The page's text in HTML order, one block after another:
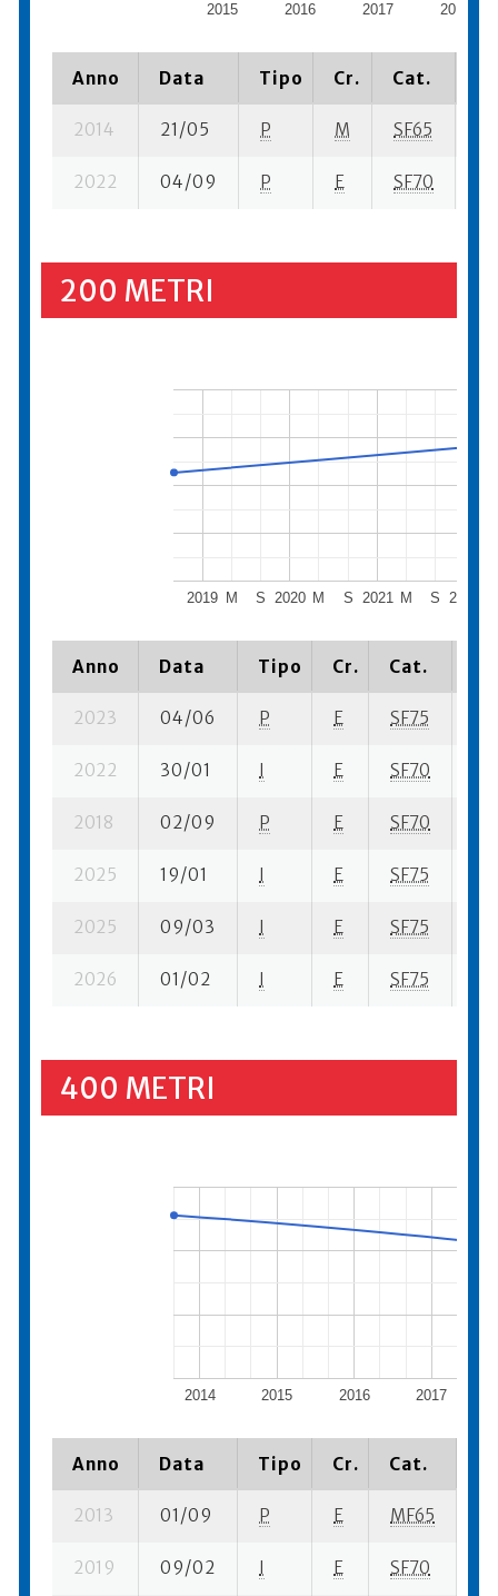
2015 2016 2017 2018
Anno Data Tipo Cr. Cat.
2014 21/05 P M SF65
2022 04/09 P E SF70
200 METRI
2019 2020 2021 2022
M S M S M S
Anno Data Tipo Cr. Cat.
2023 04/06 P E SF75
2022 30/01 I E SF70
2018 02/09 P E SF70
2025 19/01 I E SF75
2025 09/03 I E SF75
2026 01/02 I E SF75
400 METRI
2014 2015 2016 2017
Anno Data Tipo Cr. Cat.
2013 01/09 P E MF65
2019 09/02 I E SF70